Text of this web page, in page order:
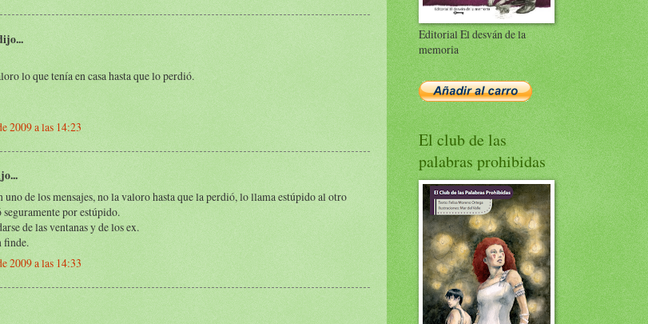
lo que tenía en casa hasta que lo perdió.
2009 a las 14:23
uno de los mensajes, no la valoro hasta que la perdió, lo llama estúpido al otro
por estúpido.
de las ventanas y de los ex.
finde.
2009 a las 14:33
Editorial El desván de la
memoria
El club de las
palabras prohibidas